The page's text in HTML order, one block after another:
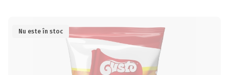
Nu este în stoc